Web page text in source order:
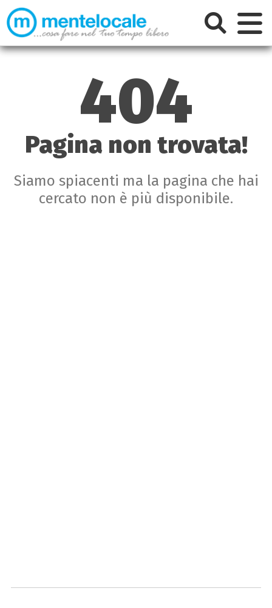
404
Pagina non trovata!
Siamo spiacenti ma la pagina che hai
cercato non è più disponibile.